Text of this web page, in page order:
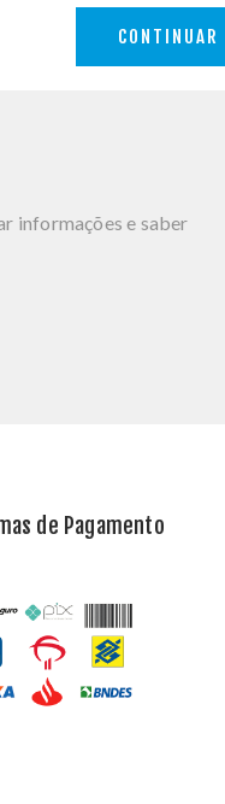
CONTINUAR
informações e saber
de Pagamento